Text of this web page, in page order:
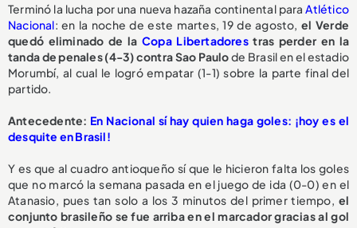
Terminó la lucha por una nueva hazaña continental paraAtlético
Nacional: en la noche de este martes, 19 de agosto,el Verde
quedó eliminado de la Copa Libertadorestras perder en la
tanda de penales (4-3) contra Sao Paulode Brasil en el estadio
Morumbí, al cual le logró empatar (1-1) sobre la parte final del
partido.
Antecedente: En Nacional sí hay quien haga goles: ¡hoy es el
desquite en Brasil!
Y es que al cuadro antioqueño sí que le hicieron falta los goles
que no marcó la semana pasada en el juego de ida (0-0) en el
Atanasio, pues tan solo a los 3 minutos del primer tiempo, el
conjunto brasileño se fue arriba en el marcador gracias al gol